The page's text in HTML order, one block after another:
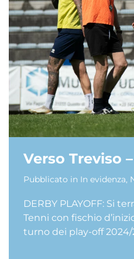
Verso Treviso
Pubblicato in In evidenza,
DERBY PLAYOFF: Si
Tenni con fischio
turno dei play-off 2024/